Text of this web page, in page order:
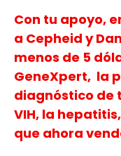
Con tu apoyo,
a Cepheid y
menos de 5
GeneXpert, la
diagnóstico de
VIH, la
que ahora